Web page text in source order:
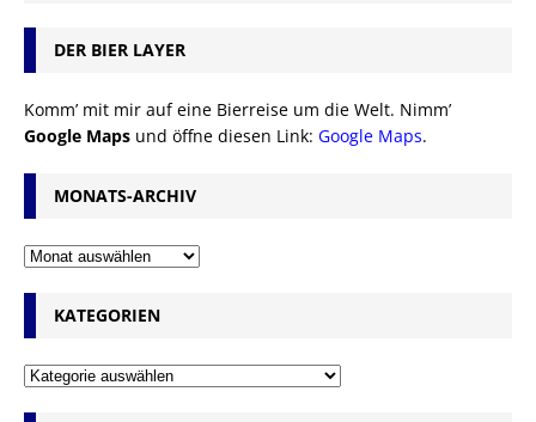
DER BIER LAYER
Komm’ mit mir auf eine Bierreise um die Welt. Nimm’
Google Maps und öffne diesen Link: Google Maps.
MONATS-ARCHIV
KATEGORIEN